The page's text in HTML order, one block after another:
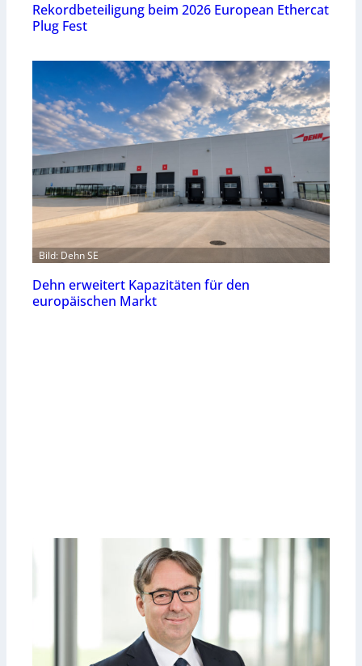
Rekordbeteiligung beim 2026 European Ethercat
Plug Fest
Bild: Dehn SE
Dehn erweitert Kapazitäten für den
europäischen Markt